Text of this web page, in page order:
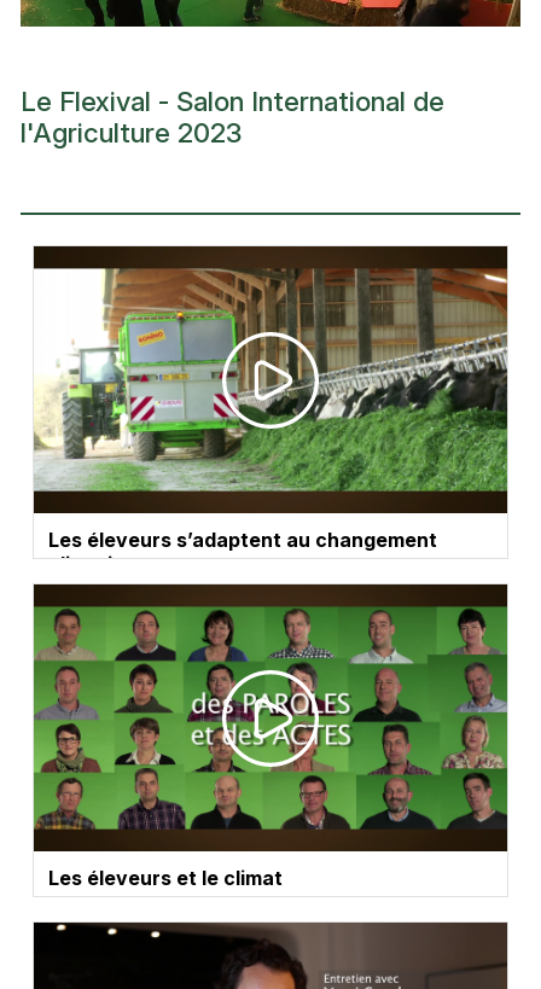
Le Flexival - Salon International de
l'Agriculture 2023
Les éleveurs s’adaptent au changement
climatique
Les éleveurs et le climat